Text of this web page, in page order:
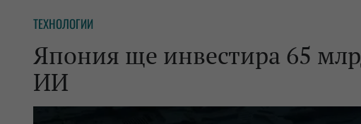
КРИПТО
БАНКИ
ПАРИТЕ
ЗАСТРАХОВАНЕ
МРЕЖАТА
ИМОТИ
АВТОМОБИЛИ
ТЕХНОЛОГИИ
Япония ще инвестира 65
ИИ